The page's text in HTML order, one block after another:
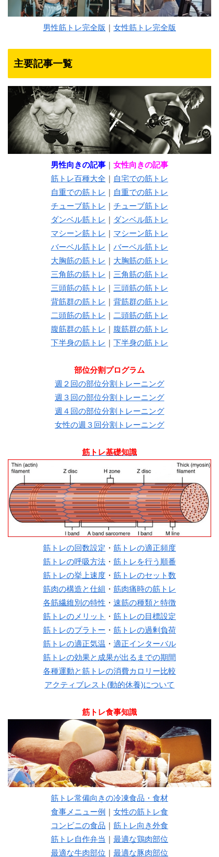
男性筋トレ完全版 女性筋トレ完全版
主要記事一覧
男性向きの記事
女性向きの記事
筋トレ百種大全
自宅での筋トレ
自重での筋トレ
自重での筋トレ
チューブ筋トレ
チューブ筋トレ
ダンベル筋トレ
ダンベル筋トレ
マシーン筋トレ
マシーン筋トレ
バーベル筋トレ
バーベル筋トレ
大胸筋の筋トレ
大胸筋の筋トレ
三角筋の筋トレ
三角筋の筋トレ
三頭筋の筋トレ
三頭筋の筋トレ
背筋群の筋トレ
背筋群の筋トレ
二頭筋の筋トレ
二頭筋の筋トレ
腹筋群の筋トレ
腹筋群の筋トレ
下半身の筋トレ
下半身の筋トレ
部位分割プログラム
週２回の部位分割トレーニング
週３回の部位分割トレーニング
週４回の部位分割トレーニング
女性の週３回分割トレーニング
筋トレ基礎知識
筋トレの回数設定 ・ 筋トレの適正頻度
筋トレの呼吸方法 ・ 筋トレを行う順番
筋トレの挙上速度 ・ 筋トレのセット数
筋肉の構造と仕組 ・ 筋肉痛時の筋トレ
各筋繊維別の特性 ・ 速筋の種類と特徴
筋トレのメリット
・ 筋トレの目標設定
筋トレのプラトー ・ 筋トレの過剰負荷
筋トレの適正気温 ・ 適正インターバル
筋トレの効果と成果が出るまでの期間
各種運動と筋トレの消費カロリー比較
アクティブレスト(動的休養)について
筋トレ食事知識
筋トレ常備向きの冷凍食品・食材
食事メニュー例
女性の筋トレ食
コンビニの食品
筋トレ向き外食
筋トレ自作弁当
最適な鶏肉部位
最適な牛肉部位
最適な豚肉部位